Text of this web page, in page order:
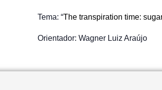
Tema: “The transpiration time:
Orientador: Wagner Luiz Araújo